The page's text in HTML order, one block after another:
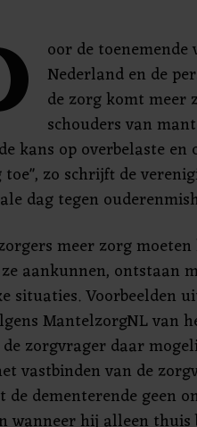
oor de
Nederland en de
de zorg komt meer
schouders van
kans op overbelaste en
zo schrijft de
dag tegen
meer zorg moeten
aankunnen, ontstaan
situaties. Voorbeelden
MantelzorgNL van
zorgvrager daar
vastbinden van de
de dementerende geen